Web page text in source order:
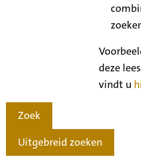
deze
vindt u
Zoek
Uitgebreid zoeken